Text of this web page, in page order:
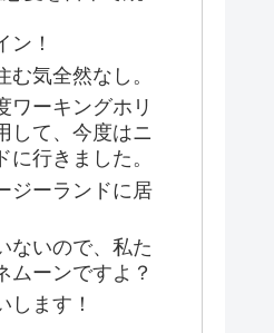
ン！
む気全然なし。
ワーキングホリ
して、今度はニ
に行きました。
ジーランドに居
ないので、私た
ムーンですよ？
します！